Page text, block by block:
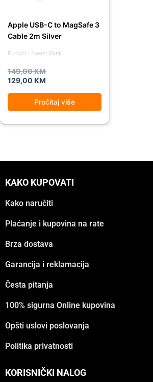
Punjači i Power Bank
Apple USB-C to MagSafe 3
Cable 2m Silver
149,00KM
129,00 KM
Pročitaj više
KAKO KUPOVATI
Kako naručiti
Plaćanje i kupovina na rate
Brza dostava
Garancija i reklamacija
Česta pitanja
100% sigurna Online kupovina
Opšti uslovi poslovanja
Politika privatnosti
KORISNIČKI NALOG